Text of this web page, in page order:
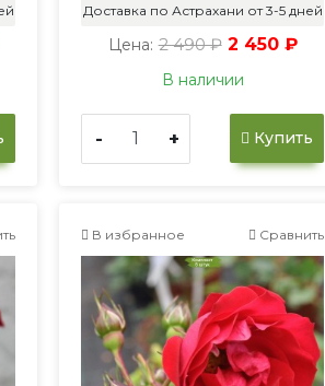
Доставка по Астрахани от 3-5 дней
Цена: 2 490 ₽ 2 450 ₽
В наличии
- + Купить
В избранное Сравнить